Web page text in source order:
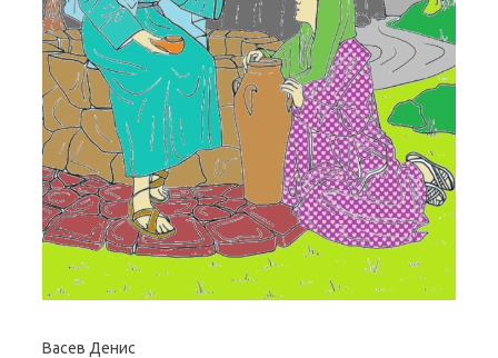
Васев Денис